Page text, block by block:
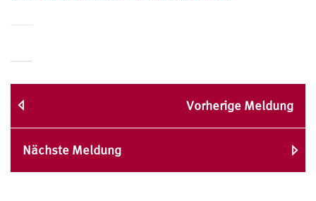
Vorherige Meldung
Nächste Meldung